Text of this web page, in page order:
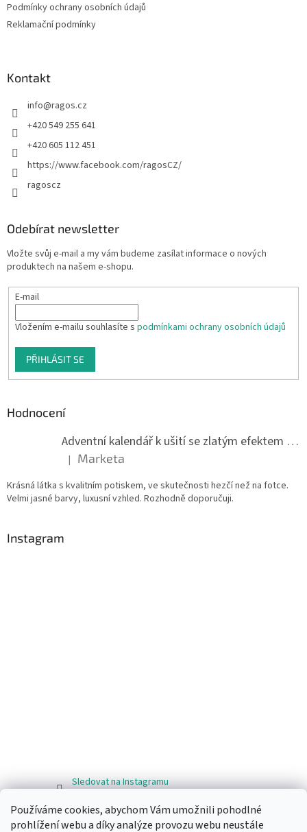
Používáme cookies, abychom Vám umožnili pohodlné
prohlížení webu a díky analýze provozu webu neustále
Podmínky ochrany osobních údajů
Reklamační podmínky
Kontakt
info@ragos.cz
+420 549 255 641
+420 605 112 451
https://www.facebook.com/ragosCZ/
ragoscz
Odebírat newsletter
Vložte svůj e-mail a my vám budeme zasílat informace o nových
produktech na našem e-shopu.
E-mail
Vložením e-mailu souhlasíte s podmínkami ochrany osobních údajů
PŘIHLÁSIT SE
Hodnocení
Adventní kalendář k ušití se zlatým efektem 042Q
Hodnocení produktu je 5 z 5 hvězdiček.
| Marketa
Krásná látka s kvalitním potiskem, ve skutečnosti hezčí než na fotce.
Velmi jasné barvy, luxusní vzhled. Rozhodně doporučuji.
Instagram
Sledovat na Instagramu
Facebook